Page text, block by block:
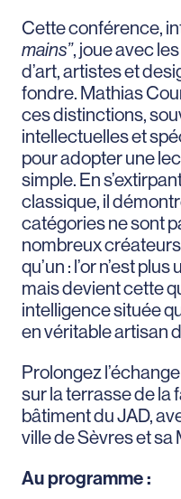
Cette conférence,
mains”, joue avec
d’art, artistes et
fondre. Mathias
ces distinctions,
intellectuelles et
pour adopter une
simple. En
classique, il
catégories ne sont
nombreux
qu’un : l’or n’est
mais devient cette
intelligence située
en véritable artisan
Prolongez
sur la terrasse de la
bâtiment du JAD,
ville de Sèvres et
Au programme :